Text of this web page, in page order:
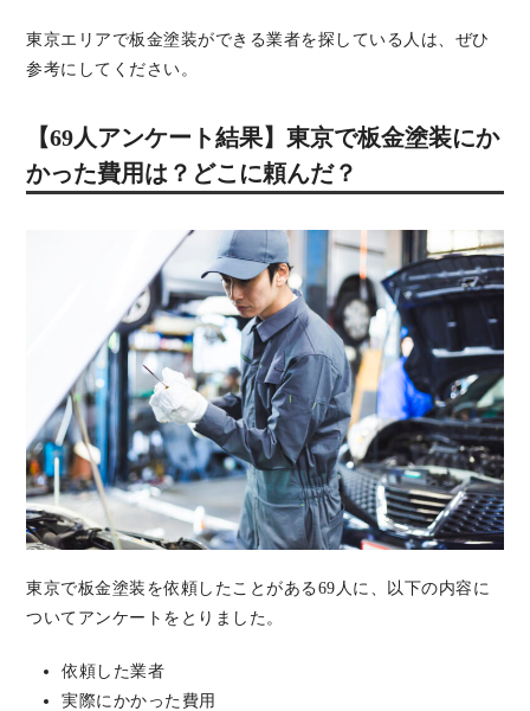
東京エリアで板金塗装ができる業者を探している人は、ぜひ
参考にしてください。
【69人アンケート結果】東京で板金塗装にか
かった費用は？どこに頼んだ？
東京で板金塗装を依頼したことがある69人に、以下の内容に
ついてアンケートをとりました。
依頼した業者
実際にかかった費用